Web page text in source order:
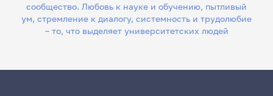
сообщество. Любовь к науке и обучению, пытливый
ум, стремление к диалогу, системность и трудолюбие
– то, что выделяет университетских людей